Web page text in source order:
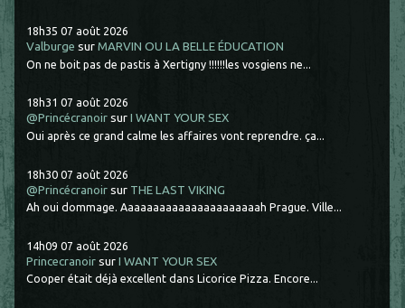
18h35 07 août 2026
Valburge surMARVIN OU LA BELLE ÉDUCATION
On ne boit pas de pastis à Xertigny !!!!!!les vosgiens ne...
18h31 07 août 2026
@Princécranoir surI WANT YOUR SEX
Oui après ce grand calme les affaires vont reprendre. ça...
18h30 07 août 2026
@Princécranoir sur THE LAST VIKING
Ah oui dommage. Aaaaaaaaaaaaaaaaaaaaaah Prague. Ville...
14h09 07 août 2026
Princecranoir surI WANT YOUR SEX
Cooper était déjà excellent dans Licorice Pizza. Encore...